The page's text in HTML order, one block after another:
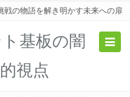
戦の物語を解き明かす未来への扉
基板の闇
視点